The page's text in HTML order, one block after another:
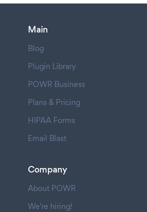
Main
Blog
Plugin Library
POWR Business
Plans & Pricing
HIPAA Forms
Email Blast
Company
About POWR
We're hiring!